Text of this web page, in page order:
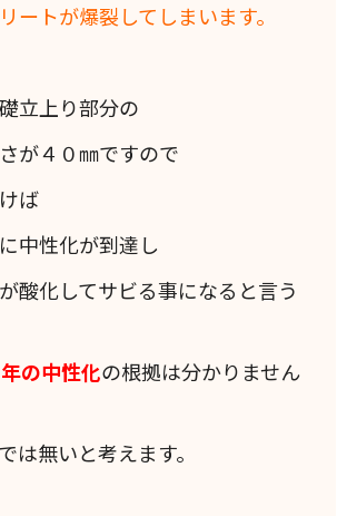
ートが爆裂してしまいます。
立上り部分の
が４０㎜ですので
ば
中性化が到達し
酸化してサビる事になると言う
の中性化の根拠は分かりません
は無いと考えます。